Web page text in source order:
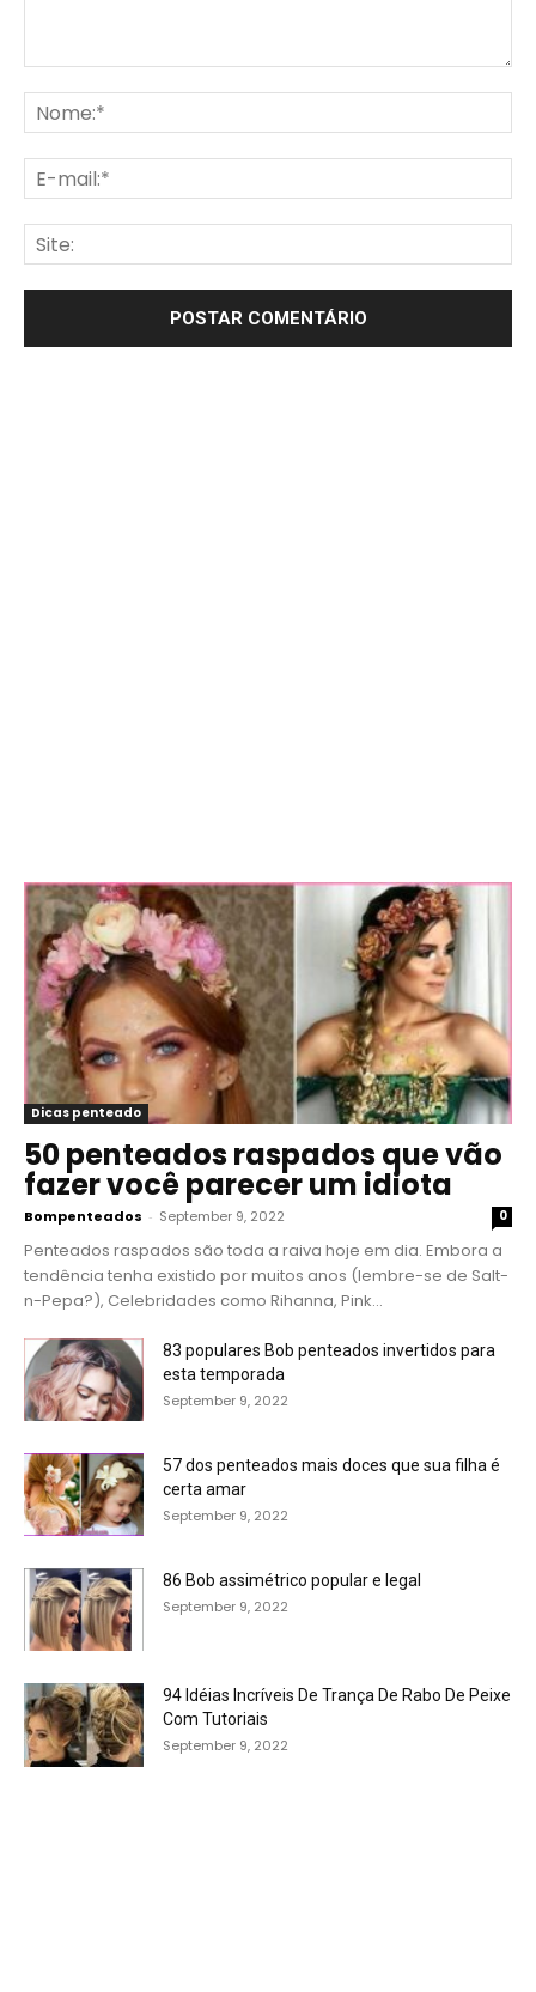
Dicas penteado
50 penteados raspados que vão
fazer você parecer um idiota
Bompenteados - September 9, 2022 0
Penteados raspados são toda a raiva hoje em dia. Embora a
tendência tenha existido por muitos anos (lembre-se de Salt-
n-Pepa?), Celebridades como Rihanna, Pink...
83 populares Bob penteados invertidos para
esta temporada
September 9, 2022
57 dos penteados mais doces que sua filha é
certa amar
September 9, 2022
86 Bob assimétrico popular e legal
September 9, 2022
94 Idéias Incríveis De Trança De Rabo De Peixe
Com Tutoriais
September 9, 2022